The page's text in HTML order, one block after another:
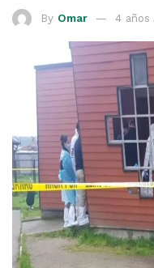
By Omar 4 años